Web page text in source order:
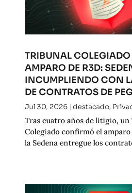
TRIBUNAL
AMPARO DE R3D:
INCUMPLIENDO CON
DE CONTRATOS DE
Jul 30, 2026| destacado,
Tras cuatro años de litigio,
Colegiado confirmó el amparo
la Sedena entregue los